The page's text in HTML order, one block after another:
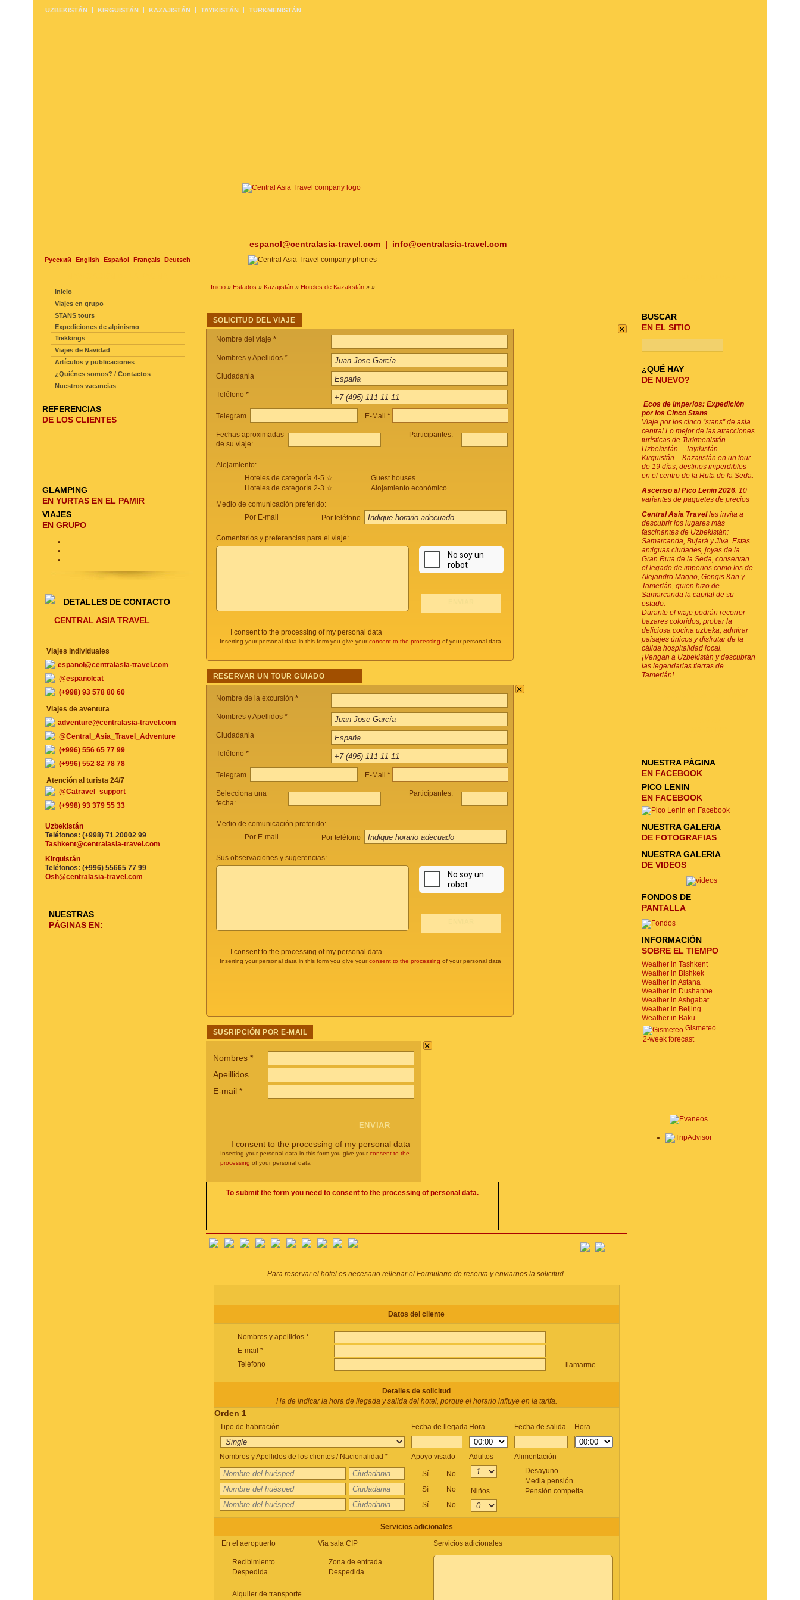
espanol@centralasia-travel.com | info@centralasia-travel.com
Русский English Español Français Deutsch
UZBEKISTÁN KIRGUISTÁN KAZAJISTÁN TAYIKISTÁN TURKMENISTÁN
Inicio » Estados » Kazajistán » Hoteles de Kazakstán » »
SOLICITUD DEL VIAJE ×
Nombre del viaje *
Nombres y Apellidos *
Ciudadania
Teléfono *
Telegram E-Mail *
Fechas aproximadas
de su viaje:
Participantes:
Alojamiento:
Hoteles de categoría 4-5 ☆
Hoteles de categoría 2-3 ☆
Guest houses
Alojamiento económico
Medio de comunicación preferido:
Por E-mail
Por teléfono
Comentarios y preferencias para el viaje:
I consent to the processing of my personal data
Inserting your personal data in this form you give your consent to the processing of your personal data
RESERVAR UN TOUR GUIADO
×
Nombre de la excursión *
Nombres y Apellidos *
Ciudadania
Teléfono *
Telegram E-Mail *
Selecciona una
fecha:
Participantes:
Medio de comunicación preferido:
Por E-mail
Por teléfono
Sus observaciones y sugerencias:
I consent to the processing of my personal data
Inserting your personal data in this form you give your consent to the processing of your personal data
SUSRIPCIÓN POR E-MAIL
×
Nombres *
Apeillidos
E-mail *
I consent to the processing of my personal data
Inserting your personal data in this form you give your consent to the
processing of your personal data
To submit the form you need to consent to the processing of personal data.
Para reservar el hotel es necesario rellenar el Formulario de reserva y enviarnos la solicitud.
Datos del cliente
Nombres y apellidos *
E-mail *
Teléfono
llamarme
Detalles de solicitud
Ha de indicar la hora de llegada y salida del hotel, porque el horario influye en la tarifa.
Orden 1
Tipo de habitación Fecha de llegada Hora Fecha de salida Hora
Nombres y Apellidos de los clientes / Nacionalidad * Apoyo visado Adultos Alimentación
Sí
No
Sí
No
Sí
No
Niños
Desayuno
Media pensión
Pensión compelta
Servicios adicionales
En el aeropuerto
Via sala CIP Servicios adicionales
Recibimiento
Despedida
Zona de entrada
Despedida
Alquiler de transporte
Inicio
Viajes en grupo
STANS tours
Expediciones de alpinismo
Trekkings
Viajes de Navidad
Artículos y publicaciones
¿Quiénes somos? / Contactos
Nuestros vacancias
REFERENCIAS
DE LOS CLIENTES
GLAMPING
EN YURTAS EN EL PAMIR
VIAJES
EN GRUPO
DETALLES DE CONTACTO
CENTRAL ASIA TRAVEL
Viajes individuales
espanol@centralasia-travel.com
@espanolcat
(+998) 93 578 80 60
Viajes de aventura
adventure@centralasia-travel.com
@Central_Asia_Travel_Adventure
(+996) 556 65 77 99
(+996) 552 82 78 78
Atención al turista 24/7
@Catravel_support
(+998) 93 379 55 33
Uzbekistán
Teléfonos: (+998) 71 20002 99
Tashkent@centralasia-travel.com
Kirguistán
Teléfonos: (+996) 55665 77 99
Osh@centralasia-travel.com
NUESTRAS
PÁGINAS EN:
BUSCAR
EN EL SITIO
¿QUÉ HAY
DE NUEVO?
Ecos de imperios: Expedición
por los Cinco Stans
Viaje por los cinco “stans” de asia
central Lo mejor de las atracciones
turísticas de Turkmenistán –
Uzbekistán – Tayikistán –
Kirguistán – Kazajistán en un tour
de 19 días, destinos imperdibles
en el centro de la Ruta de la Seda.
Ascenso al Pico Lenin 2026: 10
variantes de paquetes de precios
Central Asia Travelles invita a
descubrir los lugares más
fascinantes de Uzbekistán:
Samarcanda, Bujará y Jiva. Estas
antiguas ciudades, joyas de la
Gran Ruta de la Seda, conservan
el legado de imperios como los de
Alejandro Magno, Gengis Kan y
Tamerlán, quien hizo de
Samarcanda la capital de su
estado.
Durante el viaje podrán recorrer
bazares coloridos, probar la
deliciosa cocina uzbeka, admirar
paisajes únicos y disfrutar de la
cálida hospitalidad local.
¡Vengan a Uzbekistán y descubran
las legendarias tierras de
Tamerlán!
NUESTRA PÁGINA
EN FACEBOOK
PICO LENIN
EN FACEBOOK
NUESTRA GALERIA
DE FOTOGRAFIAS
NUESTRA GALERIA
DE VIDEOS
FONDOS DE
PANTALLA
INFORMACIÓN
SOBRE EL TIEMPO
Weather in Tashkent
Weather in Bishkek
Weather in Astana
Weather in Dushanbe
Weather in Ashgabat
Weather in Beijing
Weather in Baku
Gismeteo
2-week forecast